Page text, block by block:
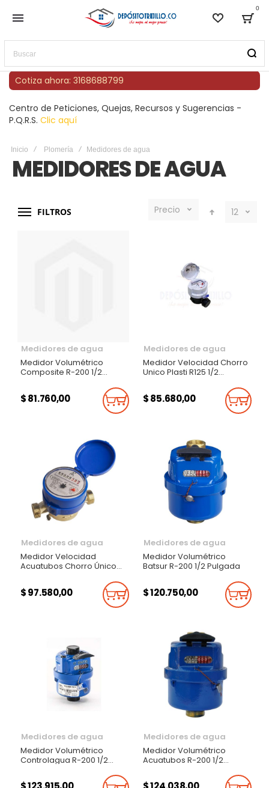
Lista de
0
Buscar
Cotiza ahora: 3168688799
Centro de Peticiones, Quejas, Recursos y Sugerencias -
P.Q.R.S. Clic aquí
Inicio Plomería Medidores de agua
MEDIDORES DE AGUA
FILTROS Precio 12
Medidores de agua
Medidor Volumétrico
Composite R-200 1/2
$ 81.760,00 Añadir Al Carrito
Medidores de agua
Medidor Velocidad Chorro
Unico Plasti R125 1/2
$ 85.680,00
Medidores de agua
Medidor Velocidad
Acuatubos Chorro Único
$ 97.580,00 Añadir Al Carrito
Medidores de agua
Medidor Volumétrico
Batsur R-200 1/2 Pulgada
$ 120.750,00
Medidores de agua
Medidor Volumétrico
Controlagua R-200 1/2
Medidores de agua
Medidor Volumétrico
Acuatubos R-200 1/2